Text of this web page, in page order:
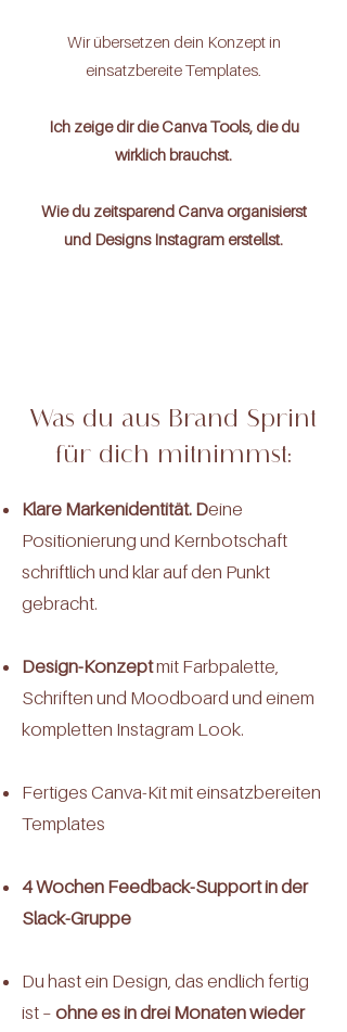
Wir übersetzen dein Konzept in
einsatzbereite Templates.
Ich zeige dir die Canva Tools, die du
wirklich brauchst.
Wie du zeitsparend Canva organisierst
und Designs Instagram erstellst.
Was du aus Brand Sprint
für dich mitnimmst:
Klare Markenidentität. Deine
Positionierung und Kernbotschaft
schriftlich und klar auf den Punkt
gebracht.
Design-Konzeptmit Farbpalette,
Schriften und Moodboard und einem
kompletten Instagram Look.
Fertiges Canva-Kit mit einsatzbereiten
Templates
4 Wochen Feedback-Support in der
Slack-Gruppe
Du hast ein Design, das endlich fertig
ist – ohne es in drei Monaten wieder